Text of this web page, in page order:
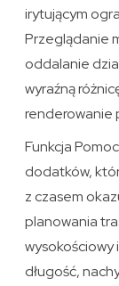
irytującym
Przeglądanie
oddalanie
wyraźną
renderowanie
Funkcja
dodatków,
z czasem
planowania
długość,